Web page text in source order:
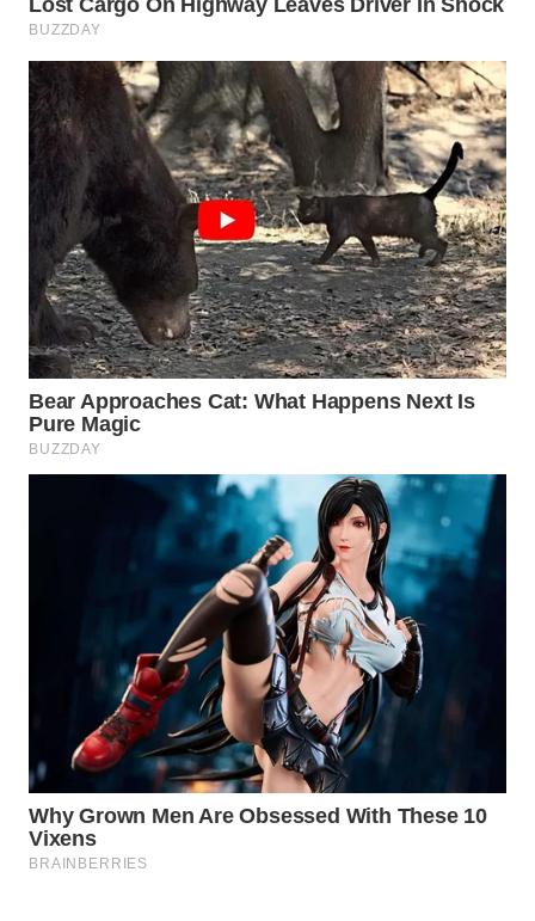
LISTRIK
MASYARAKAT
KELISTRIKAN
WALINKI
ID
MAWAKA
ID
MARTABAT
NET
KOPEKLIN
PORTAL
KONSUMEN